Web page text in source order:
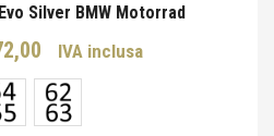
Silver BMW Motorrad
Il
prezzo
attuale
è:
IVA inclusa